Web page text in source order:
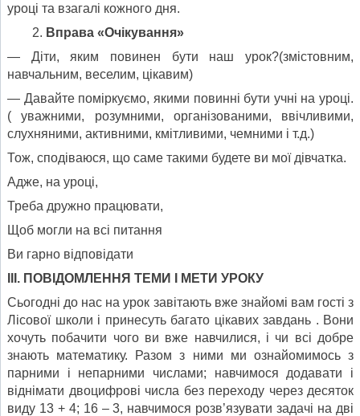
уроці та взагалі кожного дня.
Вправа «Очікування»
— Діти, яким повинен бути наш урок?(змістовним,
навчальним, веселим, цікавим)
— Давайте поміркуємо, якими повинні бути учні на уроці.
( уважними, розумними, організованими, ввічливими,
слухняними, активними, кмітливими, чемними і т.д.)
Тож, сподіваюся, що саме такими будете ви мої дівчатка.
Адже, на уроці,
Треба дружно працювати,
Щоб могли на всі питання
Ви гарно відповідати
. ПОВІДОМЛЕННЯ ТЕМИ І МЕТИ УРОКУ
Сьогодні до нас на урок завітають вже знайомі вам гості з
Лісової школи і принесуть багато цікавих завдань . Вони
хочуть побачити чого ви вже навчилися, і чи всі добре
знають математику. Разом з ними ми ознайомимось з
парними і непарними числами; навчимося додавати і
відні­мати двоцифрові числа без переходу через десяток
виду 13 + 4; 16 – 3, навчимося розв’язувати задачі на дві